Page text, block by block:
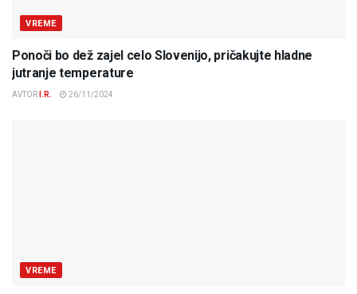
VREME
Ponoči bo dež zajel celo Slovenijo, pričakujte hladne
jutranje temperature
AVTOR I.R. 26/11/2024
VREME